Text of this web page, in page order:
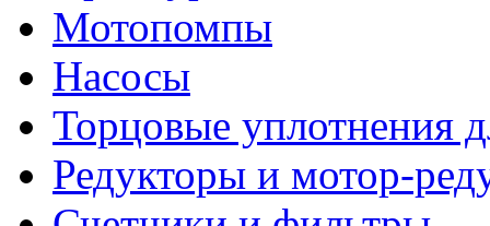
Мотопомпы
Насосы
Торцовые уплотнения
Редукторы и мотор-